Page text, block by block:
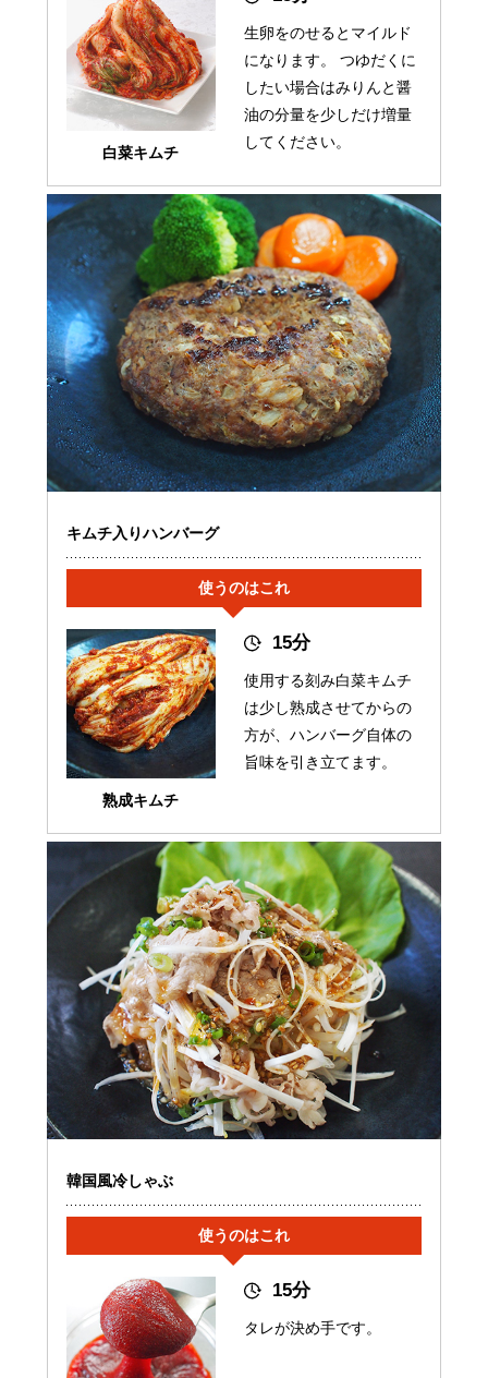
白菜キムチ
生卵をのせるとマイルド
になります。 つゆだくに
したい場合はみりんと醤
油の分量を少しだけ増量
してください。
キムチ入りハンバーグ
使うのはこれ
熟成キムチ
15分
使用する刻み白菜キムチ
は少し熟成させてからの
方が、ハンバーグ自体の
旨味を引き立てます。
韓国風冷しゃぶ
使うのはこれ
15分
タレが決め手です。